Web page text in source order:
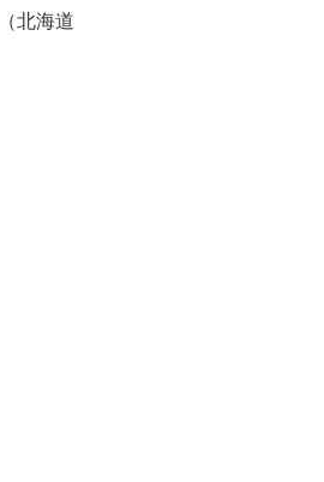
北海道